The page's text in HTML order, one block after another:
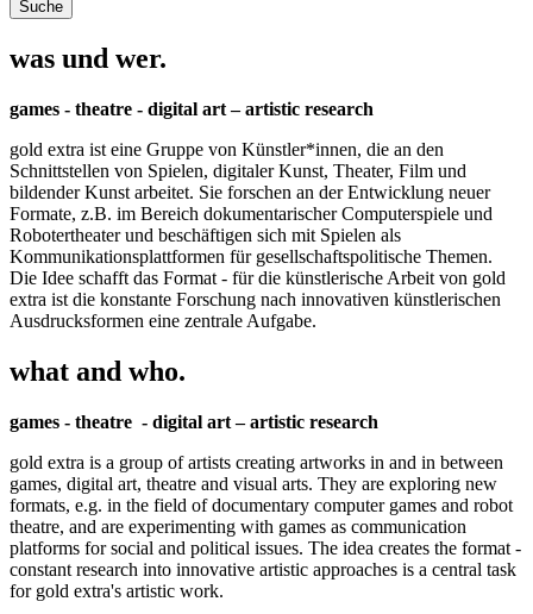
was und wer.
games - theatre - digital art – artistic research
gold extra ist eine Gruppe von Künstler*innen, die an den
Schnittstellen von Spielen, digitaler Kunst, Theater, Film und
bildender Kunst arbeitet. Sie forschen an der Entwicklung neuer
Formate, z.B. im Bereich dokumentarischer Computerspiele und
Robotertheater und beschäftigen sich mit Spielen als
Kommunikationsplattformen für gesellschaftspolitische Themen.
Die Idee schafft das Format - für die künstlerische Arbeit von gold
extra ist die konstante Forschung nach innovativen künstlerischen
Ausdrucksformen eine zentrale Aufgabe.
what and who.
games - theatre - digital art – artistic research
gold extra is a group of artists creating artworks in and in between
games, digital art, theatre and visual arts. They are exploring new
formats, e.g. in the field of documentary computer games and robot
theatre, and are experimenting with games as communication
platforms for social and political issues. The idea creates the format -
constant research into innovative artistic approaches is a central task
for gold extra's artistic work.